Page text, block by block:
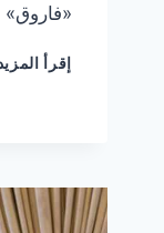
«فاروق»
إقرأ